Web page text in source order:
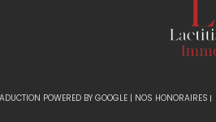
POWERED BY GOOGLE | NOS HONORAIRES